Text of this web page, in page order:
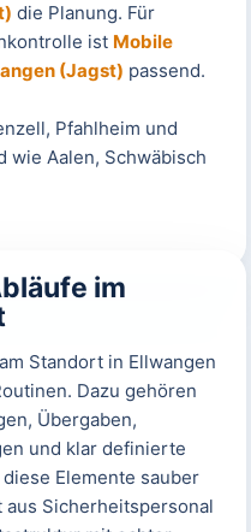
die Planung. Für
ist Mobile
(Jagst) passend.
Pfahlheim und
wie Aalen, Schwäbisch
im
Standort in Ellwangen
Dazu gehören
Übergaben,
und klar definierte
Elemente sauber
Sicherheitspersonal